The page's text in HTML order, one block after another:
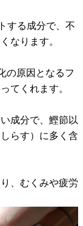
する成分で、不
なります。
の原因となるフ
てくれます。
成分で、鰹節以
らす）に多く含
、むくみや疲労